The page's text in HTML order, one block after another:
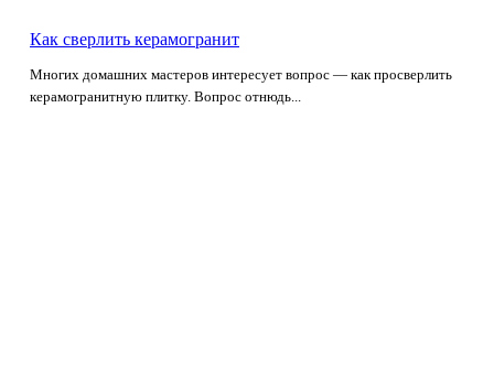
Как сверлить керамогранит
Многих домашних мастеров интересует вопрос — как просверлить
керамогранитную плитку. Вопрос отнюдь...